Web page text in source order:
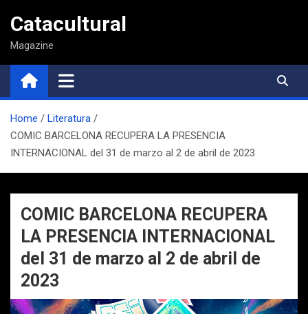
contenido
Catacultural
Magazine
Home
Literatura
COMIC BARCELONA RECUPERA LA PRESENCIA
INTERNACIONAL del 31 de marzo al 2 de abril de 2023
COMIC BARCELONA RECUPERA
LA PRESENCIA INTERNACIONAL
del 31 de marzo al 2 de abril de
2023